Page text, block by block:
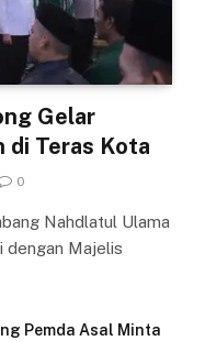
Gelar
di Teras Kota
0
Nahdlatul Ulama
dengan Majelis
Pemda Asal Minta